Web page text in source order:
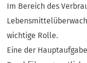
Im Bereich des
wichtige Rolle.
Eine der